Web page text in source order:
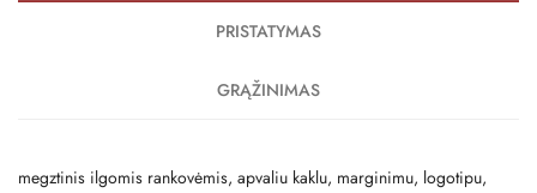
PRISTATYMAS
GRĄŽINIMAS
megztinis ilgomis rankovėmis, apvaliu kaklu, marginimu, logotipu,